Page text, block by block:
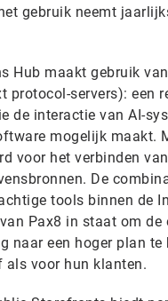
gebruik neemt
Hub maakt gebruik
protocol-servers): een
de interactie van AI-
mogelijk maakt.
voor het verbinden
De
tools binnen de
Pax8 in staat om de
naar een hoger plan te
als voor hun klanten.